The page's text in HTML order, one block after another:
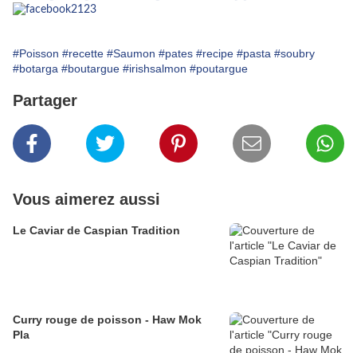
#Poisson #recette #Saumon #pates #recipe #pasta #soubry
#botarga #boutargue #irishsalmon #poutargue
Partager
Vous aimerez aussi
Le Caviar de Caspian Tradition
Curry rouge de poisson - Haw Mok
Pla